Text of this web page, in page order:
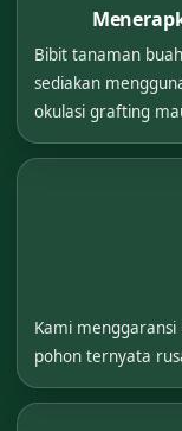
Bibit tanaman
sediakan
okulasi grafting
Kami
pohon ternyata